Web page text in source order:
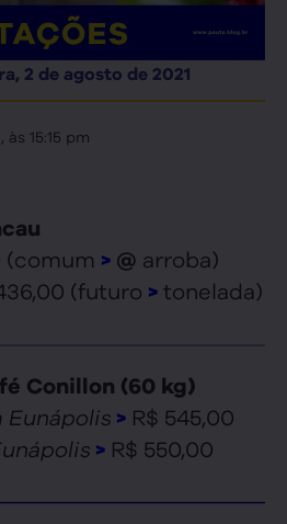
2 de agosto de 2021
, às 15:15 pm
(comum > @ arroba)
(futuro > tonelada)
Conillon (60 kg)
Eunápolis > R$ 545,00
> R$ 550,00